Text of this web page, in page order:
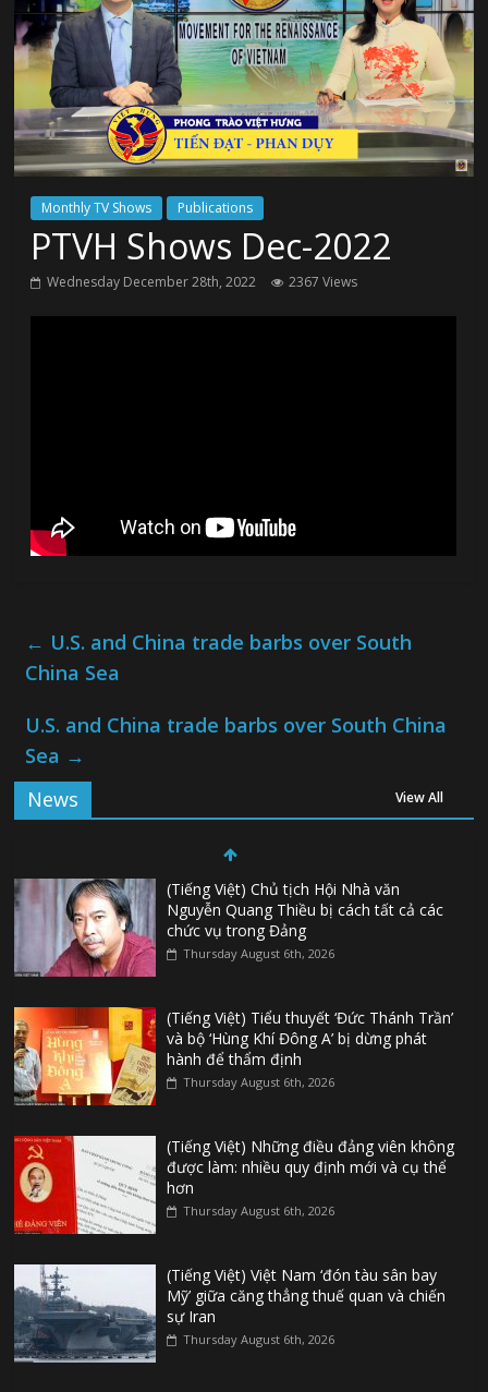
Monthly TV Shows Publications
PTVH Shows Dec-2022
Wednesday December 28th, 2022 2367 Views
← U.S. and China trade barbs over South
China Sea
U.S. and China trade barbs over South China
Sea →
News
View All
(Tiếng Việt) Chủ tịch Hội Nhà văn
Nguyễn Quang Thiều bị cách tất cả các
chức vụ trong Đảng
Thursday August 6th, 2026
(Tiếng Việt) Tiểu thuyết ‘Đức Thánh Trần’
và bộ ‘Hùng Khí Đông A’ bị dừng phát
hành để thẩm định
Thursday August 6th, 2026
(Tiếng Việt) Những điều đảng viên không
được làm: nhiều quy định mới và cụ thể
hơn
Thursday August 6th, 2026
(Tiếng Việt) Việt Nam ‘đón tàu sân bay
Mỹ’ giữa căng thẳng thuế quan và chiến
sự Iran
Thursday August 6th, 2026